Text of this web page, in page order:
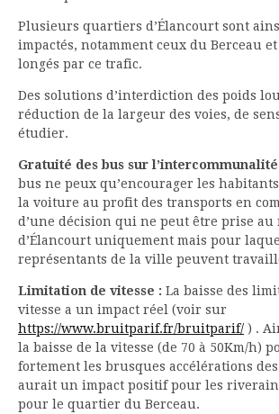
Plusieurs quartiers d’Élancourt sont
impactés, notamment ceux du Berceau
longés par ce trafic.
Des solutions d’interdiction des poids
réduction de la largeur des voies, de
étudier.
Gratuité des bus sur l’intercommunalité
bus ne peux qu’encourager les
la voiture au profit des transports en
d’une décision qui ne peut être prise au
d’Élancourt uniquement mais pour
représentants de la ville peuvent
Limitation de vitesse : La baisse des
vitesse a un impact réel (voir sur
https://www.bruitparif.fr/bruitparif/ ) .
la baisse de la vitesse (de 70 à 50Km/h)
fortement les brusques accélérations
aurait un impact positif pour les
pour le quartier du Berceau.